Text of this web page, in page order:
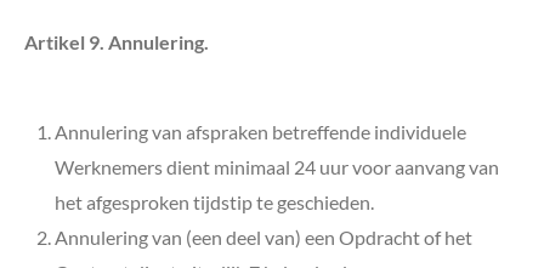
Artikel 9. Annulering.
Annulering van afspraken betreffende individuele
Werknemers dient minimaal 24 uur voor aanvang van
het afgesproken tijdstip te geschieden.
Annulering van (een deel van) een Opdracht of het